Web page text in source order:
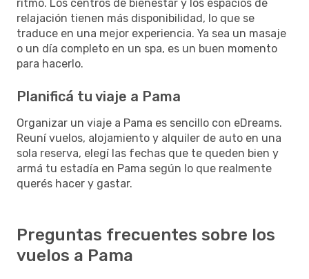
ritmo. Los centros de bienestar y los espacios de
relajación tienen más disponibilidad, lo que se
traduce en una mejor experiencia. Ya sea un masaje
o un día completo en un spa, es un buen momento
para hacerlo.
Planificá tu viaje a Pama
Organizar un viaje a Pama es sencillo con eDreams.
Reuní vuelos, alojamiento y alquiler de auto en una
sola reserva, elegí las fechas que te queden bien y
armá tu estadía en Pama según lo que realmente
querés hacer y gastar.
Preguntas frecuentes sobre los
vuelos a Pama